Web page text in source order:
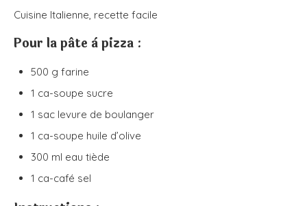
Cuisine Italienne, recette facile
Pour la pâte à pizza :
500 g farine
1 ca-soupe sucre
1 sac levure de boulanger
1 ca-soupe huile d’olive
300 ml eau tiède
1 ca-café sel